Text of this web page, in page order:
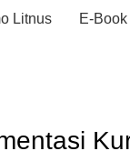
Litnus E-